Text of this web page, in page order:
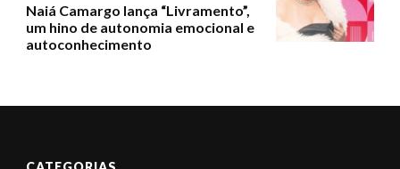
Naiá Camargo lança “Livramento”,
um hino de autonomia emocional e
autoconhecimento